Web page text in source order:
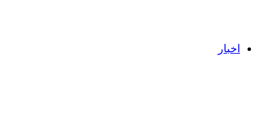
اخبار